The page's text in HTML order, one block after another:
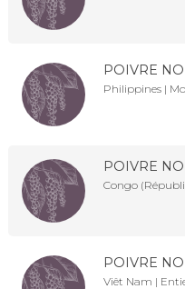
POIVRE
Philippines |
POIVRE
Congo
POIVRE
Viêt Nam |